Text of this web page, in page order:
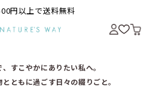
円以上で送料無料
、すこやかにありたい私へ。
ともに過ごす日々の綴りごと。